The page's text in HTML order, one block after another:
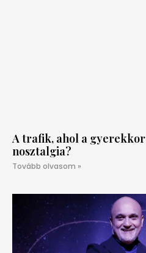
A trafik, ahol a
nosztalgia?
Tovább olvasom »